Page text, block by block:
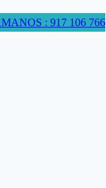
: 917 106 766